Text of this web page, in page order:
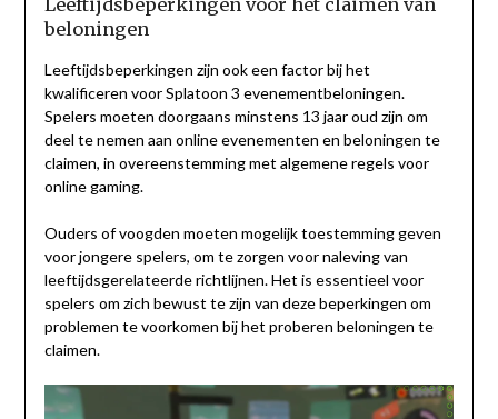
beloningen
Leeftijdsbeperkingen zijn ook een factor bij het
kwalificeren voor Splatoon 3 evenementbeloningen.
Spelers moeten doorgaans minstens 13 jaar oud zijn om
deel te nemen aan online evenementen en beloningen te
claimen, in overeenstemming met algemene regels voor
online gaming.
Ouders of voogden moeten mogelijk toestemming geven
voor jongere spelers, om te zorgen voor naleving van
leeftijdsgerelateerde richtlijnen. Het is essentieel voor
spelers om zich bewust te zijn van deze beperkingen om
problemen te voorkomen bij het proberen beloningen te
claimen.